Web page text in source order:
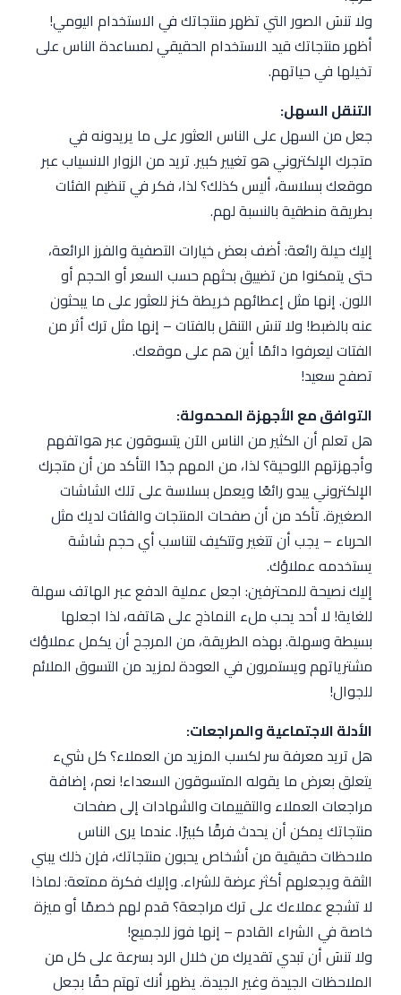
ولا تنسَ الصور التي تظهر منتجاتك في الاستخدام اليومي!
أظهر منتجاتك قيد الاستخدام الحقيقي لمساعدة الناس على
تخيلها في حياتهم.
التنقل السهل:
جعل من السهل على الناس العثور على ما يريدونه في
متجرك الإلكتروني هو تغيير كبير. تريد من الزوار الانسياب عبر
موقعك بسلاسة، أليس كذلك؟ لذا، فكر في تنظيم الفئات
بطريقة منطقية بالنسبة لهم.
إليك حيلة رائعة: أضف بعض خيارات التصفية والفرز الرائعة،
حتى يتمكنوا من تضييق بحثهم حسب السعر أو الحجم أو
اللون. إنها مثل إعطائهم خريطة كنز للعثور على ما يبحثون
عنه بالضبط! ولا تنسَ التنقل بالفتات – إنها مثل ترك أثر من
الفتات ليعرفوا دائمًا أين هم على موقعك.
تصفح سعيد!
التوافق مع الأجهزة المحمولة:
هل تعلم أن الكثير من الناس الآن يتسوقون عبر هواتفهم
وأجهزتهم اللوحية؟ لذا، من المهم جدًا التأكد من أن متجرك
الإلكتروني يبدو رائعًا ويعمل بسلاسة على تلك الشاشات
الصغيرة. تأكد من أن صفحات المنتجات والفئات لديك مثل
الحرباء – يجب أن تتغير وتتكيف لتناسب أي حجم شاشة
يستخدمه عملاؤك.
إليك نصيحة للمحترفين: اجعل عملية الدفع عبر الهاتف سهلة
للغاية! لا أحد يحب ملء النماذج على هاتفه، لذا اجعلها
بسيطة وسهلة. بهذه الطريقة، من المرجح أن يكمل عملاؤك
مشترياتهم ويستمرون في العودة لمزيد من التسوق الملائم
للجوال!
الأدلة الاجتماعية والمراجعات:
هل تريد معرفة سر لكسب المزيد من العملاء؟ كل شيء
يتعلق بعرض ما يقوله المتسوقون السعداء! نعم، إضافة
مراجعات العملاء والتقييمات والشهادات إلى صفحات
منتجاتك يمكن أن يحدث فرقًا كبيرًا. عندما يرى الناس
ملاحظات حقيقية من أشخاص يحبون منتجاتك، فإن ذلك يبني
الثقة ويجعلهم أكثر عرضة للشراء. وإليك فكرة ممتعة: لماذا
لا تشجع عملاءك على ترك مراجعة؟ قدم لهم خصمًا أو ميزة
خاصة في الشراء القادم – إنها فوز للجميع!
ولا تنسَ أن تبدي تقديرك من خلال الرد بسرعة على كل من
الملاحظات الجيدة وغير الجيدة. يظهر أنك تهتم حقًا بجعل